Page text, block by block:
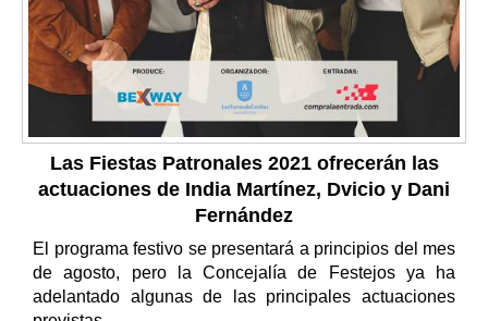
Las Fiestas Patronales 2021 ofrecerán las
actuaciones de India Martínez, Dvicio y Dani
Fernández
El programa festivo se presentará a principios del mes
de agosto, pero la Concejalía de Festejos ya ha
adelantado algunas de las principales actuaciones